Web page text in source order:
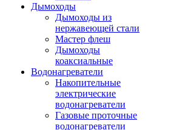
Дымоходы
Дымоходы из
нержавеющей стали
Мастер флеш
Дымоходы
коаксиальные
Водонагреватели
Накопительные
электрические
водонагреватели
Газовые проточные
водонагреватели